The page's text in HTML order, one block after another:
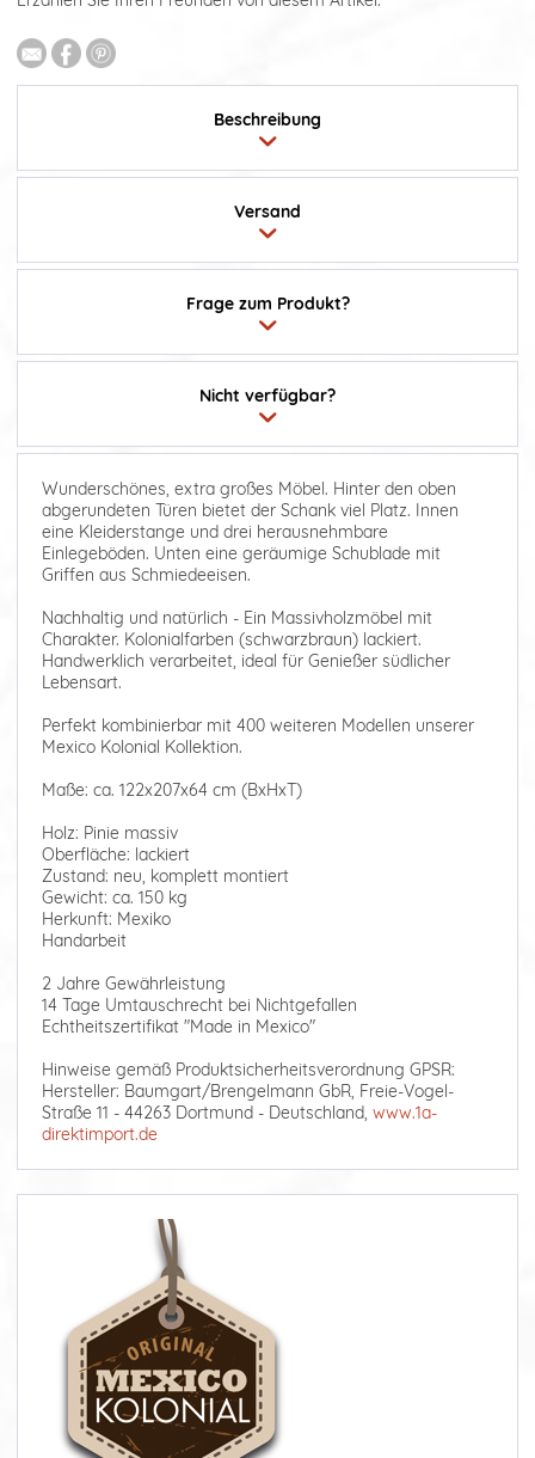
Beschreibung
Frage zum Produkt?
Versand
Nicht verfügbar?
Wunderschönes, extra großes Möbel. Hinter den oben
abgerundeten Türen bietet der Schank viel Platz. Innen
eine Kleiderstange und drei herausnehmbare
Einlegeböden. Unten eine geräumige Schublade mit
Griffen aus Schmiedeeisen.
Nachhaltig und natürlich - Ein Massivholzmöbel mit
Charakter. Kolonialfarben (schwarzbraun) lackiert.
Handwerklich verarbeitet, ideal für Genießer südlicher
Lebensart.
Perfekt kombinierbar mit 400 weiteren Modellen unserer
Mexico Kolonial Kollektion.
Maße: ca. 122x207x64 cm (BxHxT)
Holz: Pinie massiv
Oberfläche: lackiert
Zustand: neu, komplett montiert
Gewicht: ca. 150 kg
Herkunft: Mexiko
Handarbeit
2 Jahre Gewährleistung
14 Tage Umtauschrecht bei Nichtgefallen
Echtheitszertifikat "Made in Mexico"
Hinweise gemäß Produktsicherheitsverordnung GPSR:
Hersteller: Baumgart/Brengelmann GbR, Freie-Vogel-
Straße 11 - 44263 Dortmund - Deutschland, www.1a-
direktimport.de